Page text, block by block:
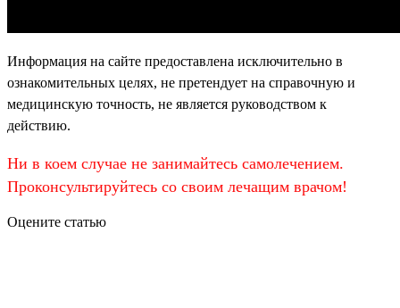
Информация на сайте предоставлена исключительно в
ознакомительных целях, не претендует на справочную и
медицинскую точность, не является руководством к
действию.
Ни в коем случае не занимайтесь самолечением.
Проконсультируйтесь со своим лечащим врачом!
Оцените статью